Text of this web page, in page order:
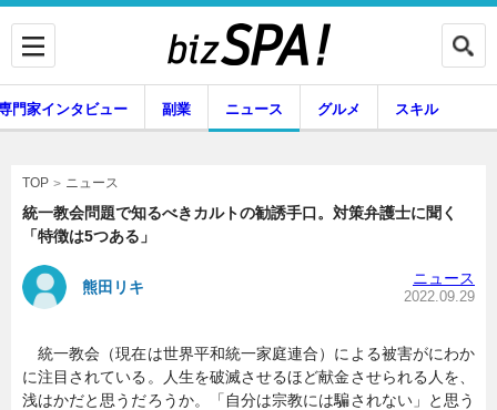
専門家インタビュー
副業 ニュース
門家インタビュー 副業 ニュース グルメ スキル
TOP ニュース
統一教会問題で知るべきカルトの勧誘手口。対策弁護士に聞く
「特徴は5つある」
熊田リキ ニュース
2022.09.29
統一教会（現在は世界平和統一家庭連合）による被害がにわか
に注目されている。人生を破滅させるほど献金させられる人を、
浅はかだと思うだろうか。「自分は宗教には騙されない」と思う